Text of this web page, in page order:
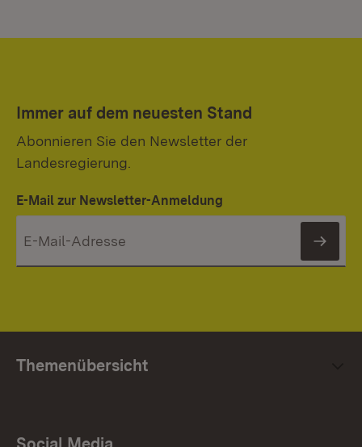
Immer auf dem neuesten Stand
Abonnieren Sie den Newsletter der
Landesregierung.
E-Mail zur Newsletter-Anmeldung
Themenübersicht